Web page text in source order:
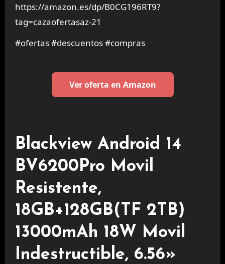
https://amazon.es/dp/B0CG196RT9?
tag=cazaofertasaz-21
#ofertas #descuentos #compras
Ver oferta en Amazon
Blackview Android 14
BV6200Pro Movil
Resistente,
18GB+128GB(TF 2TB)
13000mAh 18W Movil
Indestructible, 6.56»